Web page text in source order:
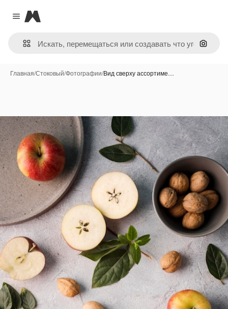
Close menu
Magnific
Поиск
Главная/Стоковый/Фотографии/Вид сверху ассортиме…